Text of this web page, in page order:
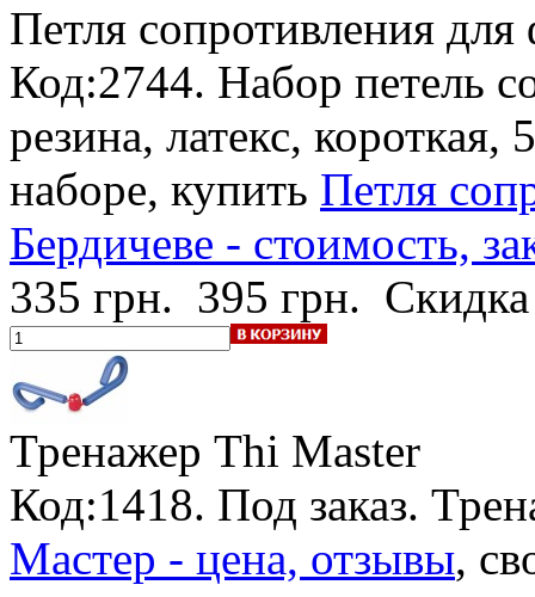
Петля сопротивления для
Код:2744. Набор петель
резина, латекс,
наборе, купить Петля
Бердичеве - стоимость,
335 грн. 395 грн.
Тренажер Thi Master
Код:1418. Под заказ.
Мастер - цена, отзывы,